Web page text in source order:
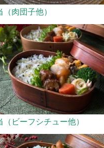
（肉団子他）
（ビーフシチュー他）